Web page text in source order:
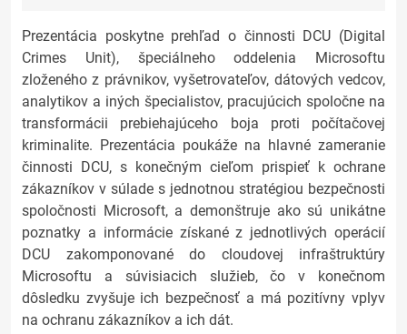
Prezentácia poskytne prehľad o činnosti DCU (Digital
Crimes Unit), špeciálneho oddelenia Microsoftu
zloženého z právnikov, vyšetrovateľov, dátových vedcov,
analytikov a iných špecialistov, pracujúcich spoločne na
transformácii prebiehajúceho boja proti počítačovej
kriminalite. Prezentácia poukáže na hlavné zameranie
činnosti DCU, s konečným cieľom prispieť k ochrane
zákazníkov v súlade s jednotnou stratégiou bezpečnosti
spoločnosti Microsoft, a demonštruje ako sú unikátne
poznatky a informácie získané z jednotlivých operácií
DCU zakomponované do cloudovej infraštruktúry
Microsoftu a súvisiacich služieb, čo v konečnom
dôsledku zvyšuje ich bezpečnosť a má pozitívny vplyv
na ochranu zákazníkov a ich dát.